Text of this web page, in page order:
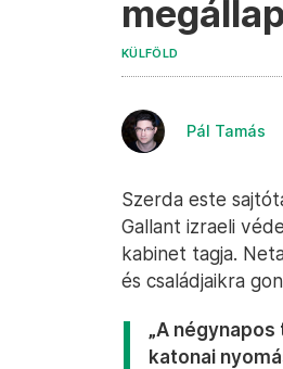
KÜLFÖLD
Pál Tamás
Szerda este
Gallant izraeli
kabinet tagja.
és családjaikra
„A
katonai